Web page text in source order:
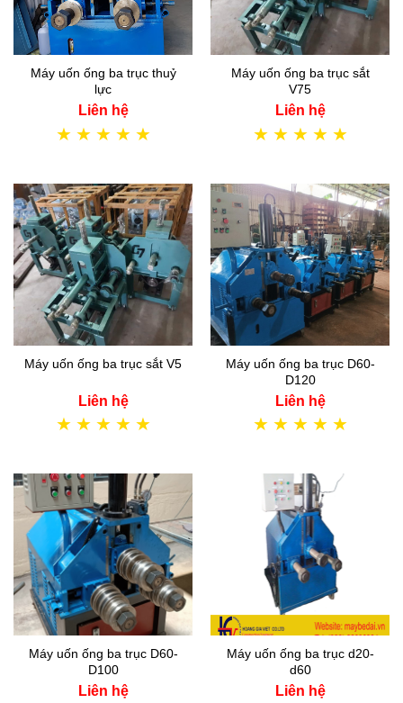
Máy uốn ống ba trục thuỷ
lực
Liên hệ
★ ★ ★ ★ ★
Máy uốn ống ba trục sắt
V75
Liên hệ
★ ★ ★ ★ ★
Máy uốn ống ba trục sắt V5
Liên hệ
★ ★ ★ ★ ★
Máy uốn ống ba trục D60-
D120
Liên hệ
★ ★ ★ ★ ★
Máy uốn ống ba trục D60-
D100
Liên hệ
Máy uốn ống ba trục d20-
d60
Liên hệ